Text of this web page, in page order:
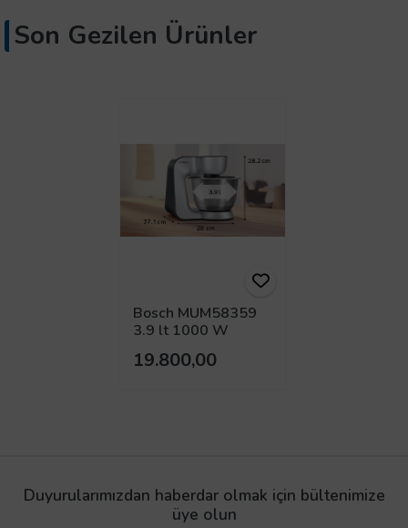
Son Gezilen Ürünler
Bosch MUM58359
3.9 lt 1000 W
19.800,00
Duyurularımızdan haberdar olmak için bültenimize
üye olun